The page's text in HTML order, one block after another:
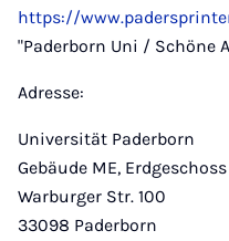
https://
"Paderborn Uni / Schöne
Adresse:
Universität Paderborn
Gebäude ME, Erdgeschoss
Warburger Str. 100
33098 Paderborn